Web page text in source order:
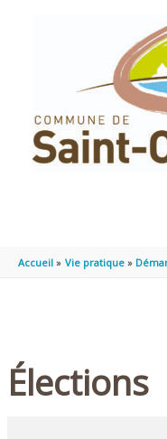
Accueil Vie pratique
Élections